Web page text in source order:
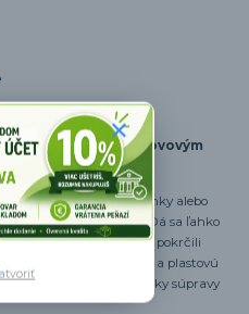
s otočným kovovým
kuchyne, kuchynskej linky alebo
kovovú konštrukciu. Dá sa ľahko
bez toho, aby ste pokrčili
skla, má kovový uzáver a plastovú
povrchu sa všetky prvky súpravy